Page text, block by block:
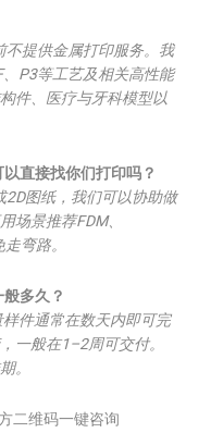
不提供金属打印服务。我
P3等工艺及相关高性能
件、医疗与牙科模型以
直接找你们打印吗？
2D图纸，我们可以协助做
场景推荐FDM、
弯路。
多久？
件通常在数天内即可完
一般在1–2周可交付。
。
二维码一键咨询